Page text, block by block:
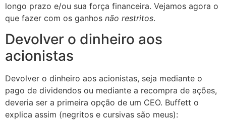
longo prazo e/ou sua força financeira. Vejamos agora o
que fazer com os ganhos não restritos.
Devolver o dinheiro aos
acionistas
Devolver o dinheiro aos acionistas, seja mediante o
pago de dividendos ou mediante a recompra de ações,
deveria ser a primeira opção de um CEO. Buffett o
explica assim (negritos e cursivas são meus):